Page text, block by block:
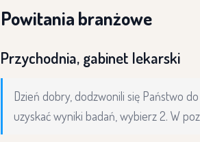
Powitania branżowe
Przychodnia, gabinet lekarski
Dzień dobry, dodzwonili się Państwo
uzyskać wyniki badań, wybierz 2. W